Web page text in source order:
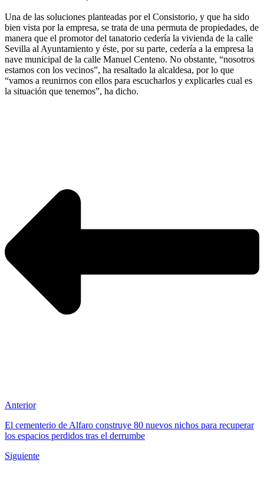
Una de las soluciones planteadas por el Consistorio, y que ha sido
bien vista por la empresa, se trata de una permuta de propiedades, de
manera que el promotor del tanatorio cedería la vivienda de la calle
Sevilla al Ayuntamiento y éste, por su parte, cedería a la empresa la
nave municipal de la calle Manuel Centeno. No obstante, “nosotros
estamos con los vecinos”, ha resaltado la alcaldesa, por lo que
“vamos a reunirnos con ellos para escucharlos y explicarles cual es
la situación que tenemos”, ha dicho.
Anterior
El cementerio de Alfaro construye 80 nuevos nichos para recuperar
los espacios perdidos tras el derrumbe
Siguiente